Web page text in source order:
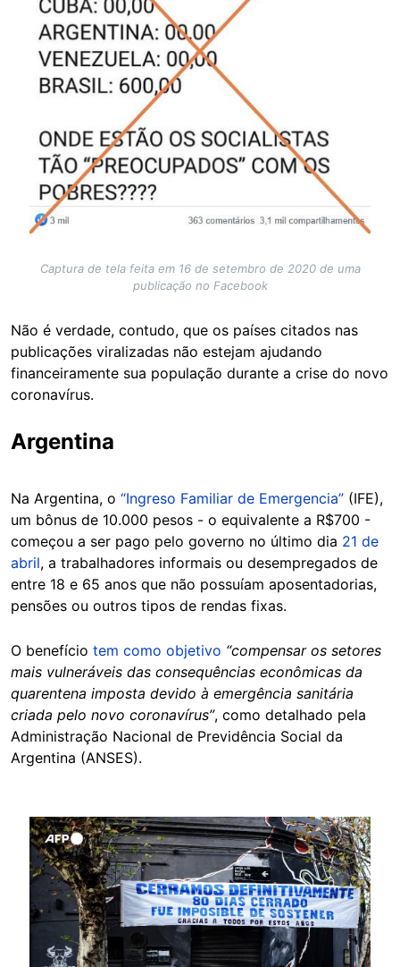
Captura de tela feita em 16 de setembro de 2020 de uma
publicação no Facebook
Não é verdade, contudo, que os países citados nas
publicações viralizadas não estejam ajudando
financeiramente sua população durante a crise do novo
coronavírus.
Argentina
Na Argentina, o “Ingreso Familiar de Emergencia” (IFE),
um bônus de 10.000 pesos - o equivalente a R$700 -
começou a ser pago pelo governo no último dia 21 de
abril, a trabalhadores informais ou desempregados de
entre 18 e 65 anos que não possuíam aposentadorias,
pensões ou outros tipos de rendas fixas.
O benefício tem como objetivo “compensar os setores
mais vulneráveis das consequências econômicas da
quarentena imposta devido à emergência sanitária
criada pelo novo coronavírus”, como detalhado pela
Administração Nacional de Previdência Social da
Argentina (ANSES).
Image